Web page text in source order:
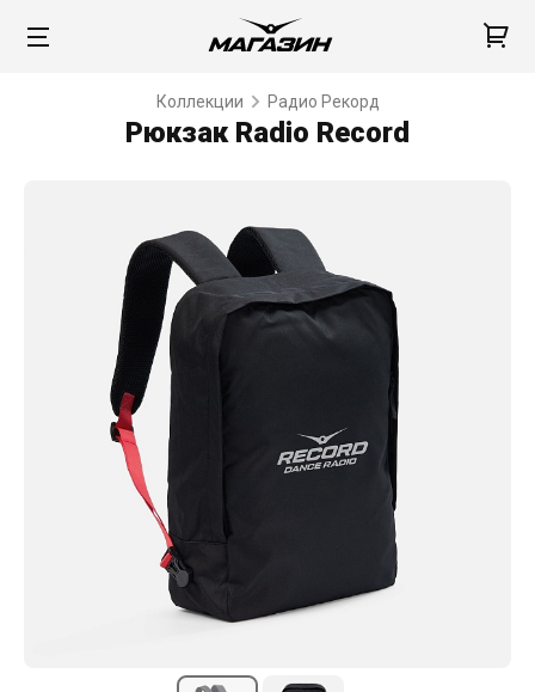
Коллекции Радио Рекорд
Рюкзак Radio Record